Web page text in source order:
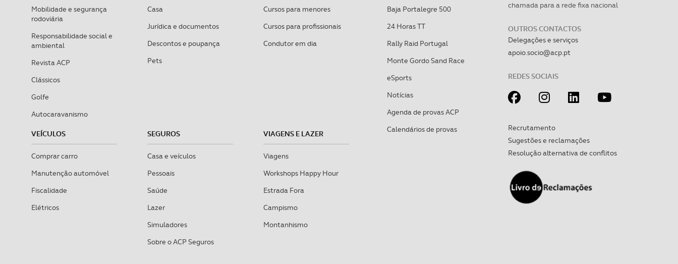
Mobilidade e segurança
rodoviária
Responsabilidade social e
ambiental
Revista ACP
Clássicos
Golfe
Autocaravanismo
Casa
Jurídica e documentos
Descontos e poupança
Pets
Cursos para menores
Cursos para profissionais
Condutor em dia
VEÍCULOS
Comprar carro
Manutenção automóvel
Fiscalidade
Elétricos
SEGUROS
Casa e veículos
Pessoais
Saúde
Lazer
Simuladores
Sobre o ACP Seguros
VIAGENS E LAZER
Viagens
Workshops Happy Hour
Estrada Fora
Campismo
Montanhismo
Baja Portalegre 500
24 Horas TT
Rally Raid Portugal
Monte Gordo Sand Race
eSports
Notícias
Agenda de provas ACP
Calendários de provas
chamada para a rede fixa nacional
OUTROS CONTACTOS
Delegações e serviços
apoio.socio@acp.pt
REDES SOCIAIS
Recrutamento
Sugestões e reclamações
Resolução alternativa de conflitos